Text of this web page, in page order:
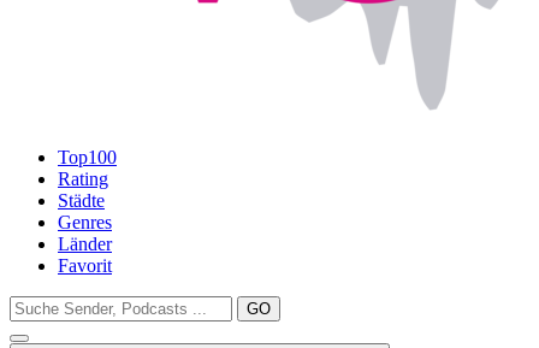
Top100
Rating
Städte
Genres
Länder
Favorit
GO